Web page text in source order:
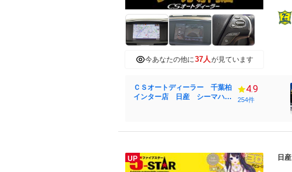
今あなたの他に37人が見ています
ＣＳオートディーラー 千葉柏
インター店 日産 シーマハイ
4.9
254件
UP 日産